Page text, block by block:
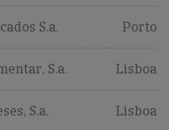
S.a. Porto
S.a. Lisboa
S.a. Lisboa